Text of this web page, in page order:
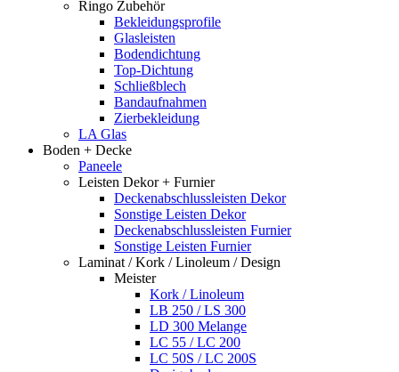
Ringo Zubehör
Bekleidungsprofile
Glasleisten
Bodendichtung
Top-Dichtung
Schließblech
Bandaufnahmen
Zierbekleidung
LA Glas
Boden + Decke
Paneele
Leisten Dekor + Furnier
Deckenabschlussleisten Dekor
Sonstige Leisten Dekor
Deckenabschlussleisten Furnier
Sonstige Leisten Furnier
Laminat / Kork / Linoleum / Design
Meister
Kork / Linoleum
LB 250 / LS 300
LD 300 Melange
LC 55 / LC 200
LC 50S / LC 200S